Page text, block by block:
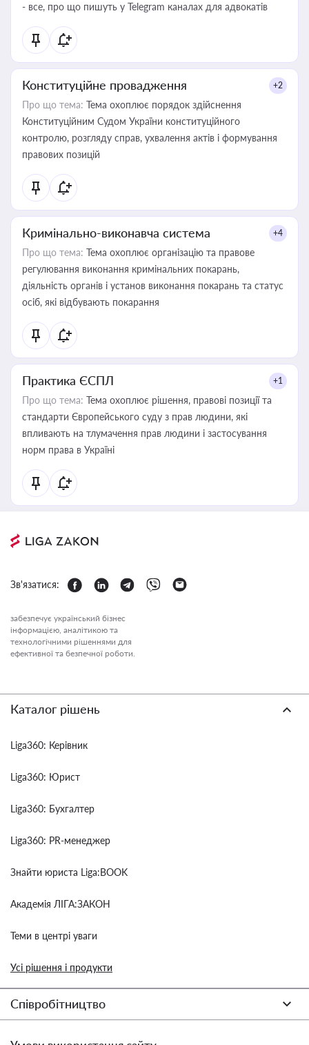
- все, про що пишуть у Telegram каналах для адвокатів
Конституційне провадження +2
Про що тема: Тема охоплює порядок здійснення
Конституційним Судом України конституційного
контролю, розгляду справ, ухвалення актів і формування
правових позицій
Кримінально-виконавча система +4
Про що тема: Тема охоплює організацію та правове
регулювання виконання кримінальних покарань,
діяльність органів і установ виконання покарань та статус
осіб, які відбувають покарання
Практика ЄСПЛ +1
Про що тема: Тема охоплює рішення, правові позиції та
стандарти Європейського суду з прав людини, які
впливають на тлумачення прав людини і застосування
норм права в Україні
Зв'язатися:
забезпечує український бізнес
інформацією, аналітикою та
технологічними рішеннями для
ефективної та безпечної роботи.
Каталог рішень
Liga360: Керівник
Liga360: Юрист
Liga360: Бухгалтер
Liga360: PR-менеджер
Знайти юриста Liga:BOOK
Академія ЛІГА:ЗАКОН
Теми в центрі уваги
Усі рішення і продукти
Співробітництво